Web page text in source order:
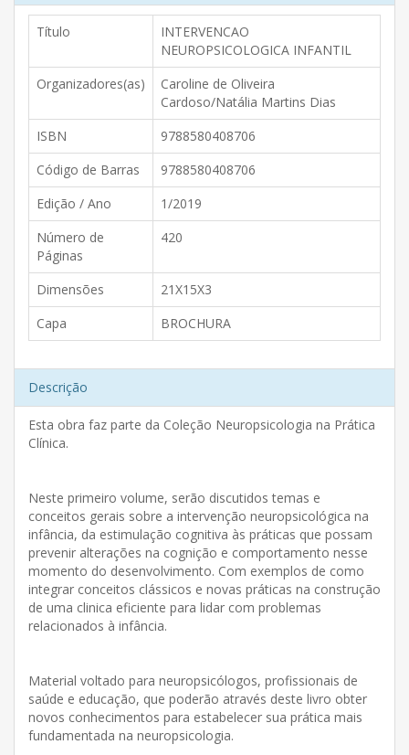
Título
INTERVENCAO
NEUROPSICOLOGICA INFANTIL
Organizadores(as)
Caroline de Oliveira
Cardoso/Natália Martins Dias
ISBN
9788580408706
Código de Barras
9788580408706
Edição / Ano
1/2019
Número de
Páginas
420
Dimensões
21X15X3
Capa
BROCHURA
Descrição
Esta obra faz parte da Coleção Neuropsicologia na Prática
Clínica.
Neste primeiro volume, serão discutidos temas e
conceitos gerais sobre a intervenção neuropsicológica na
infância, da estimulação cognitiva às práticas que possam
prevenir alterações na cognição e comportamento nesse
momento do desenvolvimento. Com exemplos de como
integrar conceitos clássicos e novas práticas na construção
de uma clinica eficiente para lidar com problemas
relacionados à infância.
Material voltado para neuropsicólogos, profissionais de
saúde e educação, que poderão através deste livro obter
novos conhecimentos para estabelecer sua prática mais
fundamentada na neuropsicologia.